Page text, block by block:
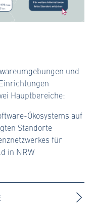
und
Hauptbereiche:
Ökosystems auf
Standorte
für
in NRW